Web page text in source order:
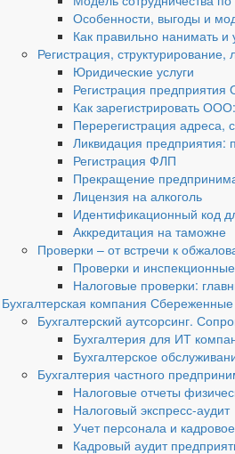
Особенности, выгоды и
Как правильно нанимать и
Регистрация, структурирование,
Юридические услуги
Регистрация
Как зарегистрировать
Перерегистрация адреса,
Ликвидация предприятия:
Регистрация ФЛП
Прекращение
Лицензия на алкоголь
Идентификационный код
Аккредитация на таможне
Проверки – от встречи к
Проверки и
Налоговые проверки:
Бухгалтерская компания Сбереженные
Бухгалтерский аутсорсинг.
Бухгалтерия для ИТ
Бухгалтерское
Бухгалтерия частного
Налоговые отчеты
Налоговый экспресс-аудит
Учет персонала и
Кадровый аудит